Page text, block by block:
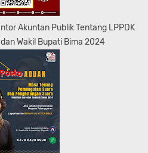
Akuntan Publik Tentang LPPDK
Wakil Bupati Bima 2024